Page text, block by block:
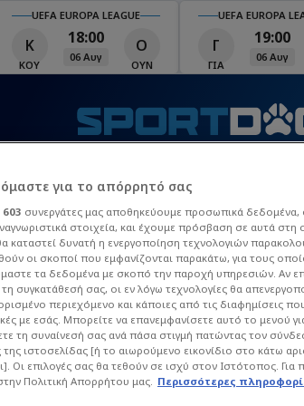
ΟΥΝ
UEFA EUROPA LEAGUE
Γ
ΓΙΑ
19:00
ΡΈΙ
Μ
ΜΑΚ
MATCHZONE
La Liga Champions League
για το απόρρητό σας
603 συνεργάτες μας αποθηκεύουμε προσωπικά
στοιχεία, και έχουμε πρόσβαση σε αυτά στη
καταστεί δυνατή η ενεργοποίηση τεχνολογιών
οι σκοποί που εμφανίζονται παρακάτω, για τους
τα δεδομένα με σκοπό την παροχή υπηρεσιών. Αν
συγκατάθεσή σας, οι εν λόγω τεχνολογίες θα
περιεχόμενο και κάποιες από τις διαφημίσεις
με εσάς. Μπορείτε να επανεμφανίσετε αυτό το μενού
τη συναίνεσή σας ανά πάσα στιγμή πατώντας τον
ιστοσελίδας [ή το αιωρούμενο εικονίδιο στο κάτω
Οι επιλογές σας θα τεθούν σε ισχύ στον Ιστότοπος. Για
Πολιτική Απορρήτου μας. Περισσότερες